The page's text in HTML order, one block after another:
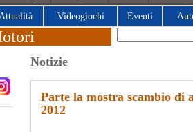
Videogiochi Eventi
Notizie
Parte la mostra scambio di
2012